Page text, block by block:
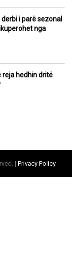
i parë sezonal
nga
reja hedhin dritë
| Privacy Policy